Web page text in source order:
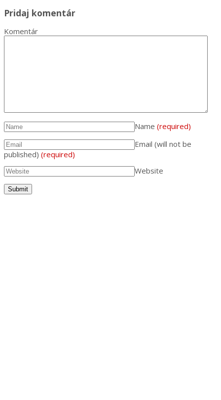
Pridaj komentár
Komentár
Name (required)
Email (will not be
published) (required)
Website